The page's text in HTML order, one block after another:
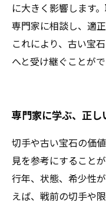
に大きく影響します
専門家に相談し、適
これにより、古い宝
へと受け継ぐことがで
専門家に学ぶ、正し
切手や古い宝石の価
見を参考にすること
行年、状態、希少性
えば、戦前の切手や